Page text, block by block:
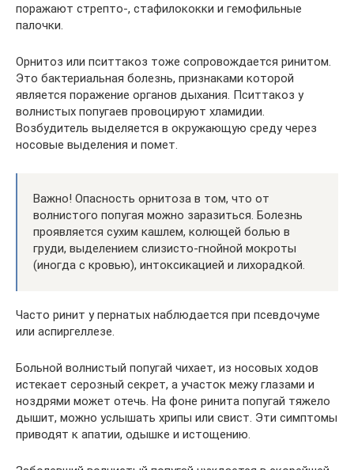
поражают стрепто-, стафилококки и гемофильные
палочки.
Орнитоз или пситтакоз тоже сопровождается ринитом.
Это бактериальная болезнь, признаками которой
является поражение органов дыхания. Пситтакоз у
волнистых попугаев провоцируют хламидии.
Возбудитель выделяется в окружающую среду через
носовые выделения и помет.
Важно! Опасность орнитоза в том, что от
волнистого попугая можно заразиться. Болезнь
проявляется сухим кашлем, колющей болью в
груди, выделением слизисто-гнойной мокроты
(иногда с кровью), интоксикацией и лихорадкой.
Часто ринит у пернатых наблюдается при псевдочуме
или аспиргеллезе.
Больной волнистый попугай чихает, из носовых ходов
истекает серозный секрет, а участок межу глазами и
ноздрями может отечь. На фоне ринита попугай тяжело
дышит, можно услышать хрипы или свист. Эти симптомы
приводят к апатии, одышке и истощению.